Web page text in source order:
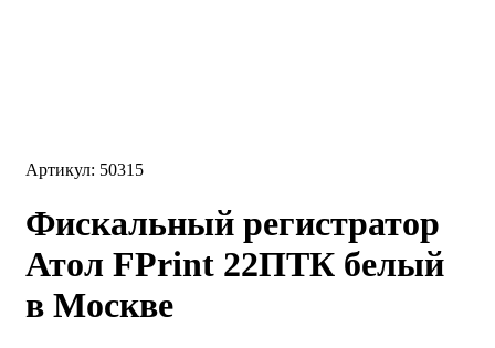
Артикул: 50315
Фискальный регистратор
Атол FPrint 22ПТК белый
в Москве